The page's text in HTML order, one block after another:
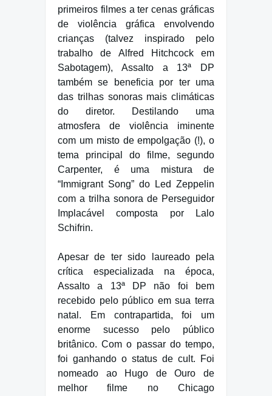
primeiros filmes a ter cenas gráficas
de violência gráfica envolvendo
crianças (talvez inspirado pelo
trabalho de Alfred Hitchcock em
Sabotagem), Assalto a 13ª DP
também se beneficia por ter uma
das trilhas sonoras mais climáticas
do diretor. Destilando uma
atmosfera de violência iminente
com um misto de empolgação (!), o
tema principal do filme, segundo
Carpenter, é uma mistura de
“Immigrant Song” do Led Zeppelin
com a trilha sonora de Perseguidor
Implacável composta por Lalo
Schifrin.
Apesar de ter sido laureado pela
crítica especializada na época,
Assalto a 13ª DP não foi bem
recebido pelo público em sua terra
natal. Em contrapartida, foi um
enorme sucesso pelo público
britânico. Com o passar do tempo,
foi ganhando o status de cult. Foi
nomeado ao Hugo de Ouro de
melhor filme no Chicago